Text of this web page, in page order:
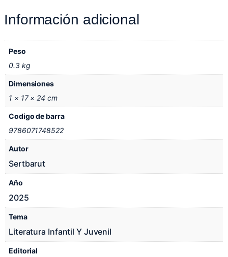
Información adicional
Peso
0.3 kg
Dimensiones
1 × 17 × 24 cm
Codigo de barra
9786071748522
Autor
Sertbarut
Año
2025
Tema
Literatura Infantil Y Juvenil
Editorial